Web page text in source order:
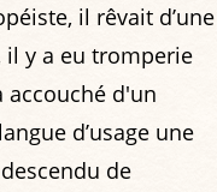
il rêvait d’une
il y a eu tromperie
accouché d'un
d’usage une
de